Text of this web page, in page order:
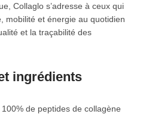
Collaglo s’adresse à ceux qui
mobilité et énergie au quotidien
et la traçabilité des
ingrédients
de peptides de collagène